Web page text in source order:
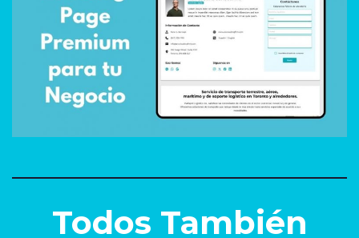
Todos También